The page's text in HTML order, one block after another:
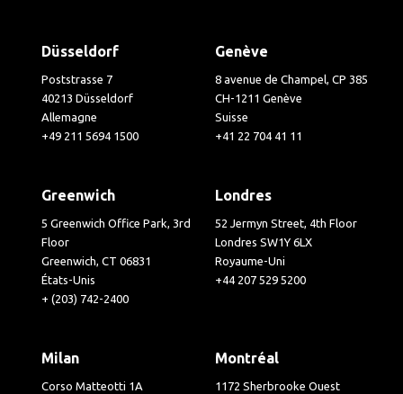
Düsseldorf
Poststrasse 7
40213 Düsseldorf
Allemagne
+49 211 5694 1500
Genève
8 avenue de Champel, CP 385
CH-1211 Genève
Suisse
+41 22 704 41 11
Greenwich
5 Greenwich Office Park, 3rd
Floor
Greenwich, CT 06831
États-Unis
+ (203) 742-2400
Londres
52 Jermyn Street, 4th Floor
Londres SW1Y 6LX
Royaume-Uni
+44 207 529 5200
Milan
Corso Matteotti 1A
Montréal
1172 Sherbrooke Ouest